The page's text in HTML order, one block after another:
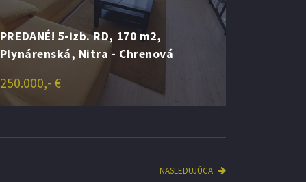
PREDANÉ! 5-izb. RD, 170 m2,
Plynárenská, Nitra - Chrenová
250.000,- €
NASLEDUJÚCA